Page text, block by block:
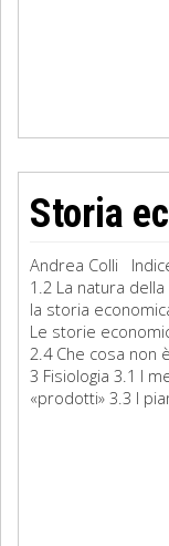
Storia
Andrea Colli
1.2 La natura
la storia
Le storie
2.4 Che cosa non
3 Fisiologia 3.1 I
«prodotti» 3.3 I